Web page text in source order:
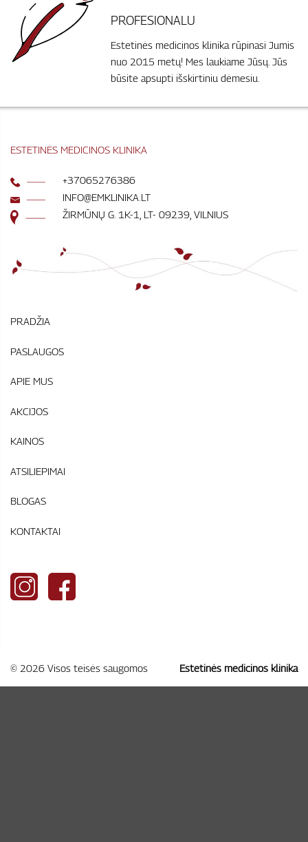
PROFESIONALU
Estetinės medicinos klinika rūpinasi Jumis
nuo 2015 metų! Mes laukiame Jūsų. Jūs
būsite apsupti išskirtiniu dėmesiu.
ESTETINĖS MEDICINOS KLINIKA
+37065276386
INFO@EMKLINIKA.LT
ŽIRMŪNŲ G. 1K-1, LT- 09239, VILNIUS
PRADŽIA
PASLAUGOS
APIE MUS
AKCIJOS
KAINOS
ATSILIEPIMAI
BLOGAS
KONTAKTAI
© 2026 Visos teisės saugomos Estetinės medicinos klinika